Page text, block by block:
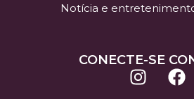
Notícia e
CONECTE-SE